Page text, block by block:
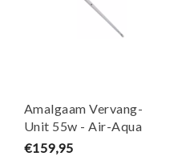
Amalgaam Vervang-
Unit 55w - Air-Aqua
€159,95